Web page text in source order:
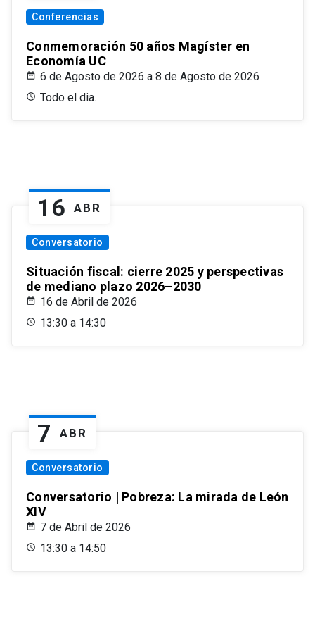
Conferencias
Conmemoración 50 años Magíster en
Economía UC
6 de Agosto de 2026 a 8 de Agosto de 2026
Todo el dia.
16 ABR
Conversatorio
Situación fiscal: cierre 2025 y perspectivas
de mediano plazo 2026–2030
16 de Abril de 2026
13:30 a 14:30
7 ABR
Conversatorio
Conversatorio | Pobreza: La mirada de León
XIV
7 de Abril de 2026
13:30 a 14:50